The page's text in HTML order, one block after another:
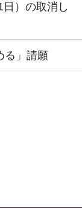
）の取消し
る」請願